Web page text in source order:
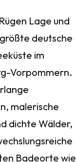
Lage und
deutsche
im
Vorpommern.
malerische
dichte Wälder,
Badeorte wie